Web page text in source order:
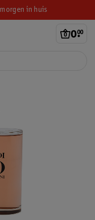
in huis
0.
00